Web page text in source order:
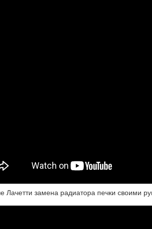
Лачетти замена радиатора печки своими